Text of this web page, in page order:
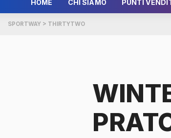
HOME CHI SIAMO PUNTI
SPORTWAY > THIRTYTWO